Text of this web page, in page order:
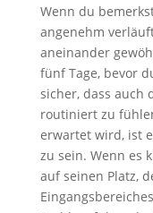
Wenn du
angenehm
aneinander
fünf Tage, bevor
sicher, dass auch
routiniert zu
erwartet wird, ist
zu sein. Wenn es
auf seinen Platz,